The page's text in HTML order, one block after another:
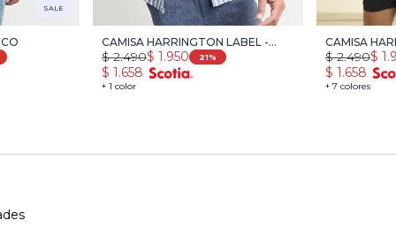
SALE
CAMISA HARRINGTON LABEL -
BLANCO/AZUL OSC
+ 1 color
$ 1.950
$ 2.490 21
$ 1.658
CAMISA
BLANCO
+ 7 colores
$
$ 2.490
$ 1.658